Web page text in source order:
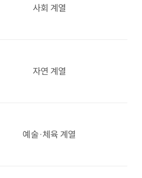
사회 계열
자연 계열
예술·체육 계열